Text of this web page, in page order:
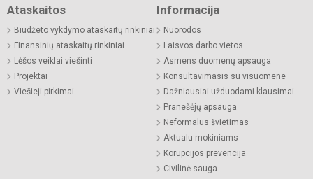
Ataskaitos
Biudžeto vykdymo ataskaitų rinkiniai
Finansinių ataskaitų rinkiniai
Lėšos veiklai viešinti
Projektai
Viešieji pirkimai
Informacija
Nuorodos
Laisvos darbo vietos
Asmens duomenų apsauga
Konsultavimasis su visuomene
Dažniausiai užduodami klausimai
Pranešėjų apsauga
Neformalus švietimas
Aktualu mokiniams
Korupcijos prevencija
Civilinė sauga